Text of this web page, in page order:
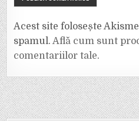
Acest site folosește
spamul.Află cum sunt
comentariilor tale.